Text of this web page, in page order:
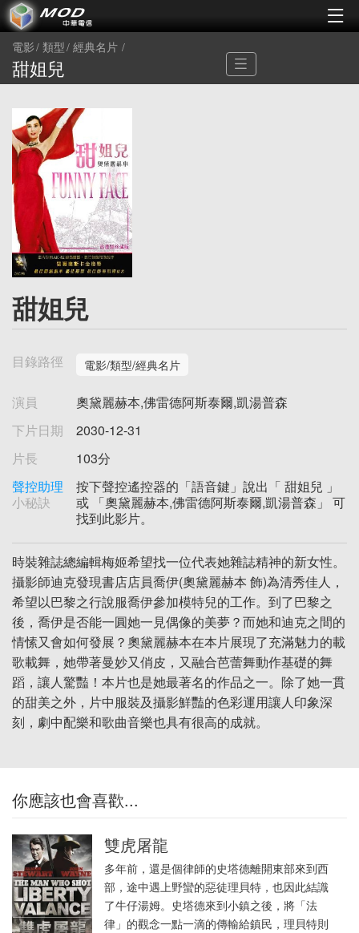
電影 類型 經典名片
甜姐兒
甜姐兒
目錄路徑 電影/類型/經典名片
演員
奧黛麗赫本,佛雷德阿斯泰爾,凱湯普森
下片日期
2030-12-31
片長
103分
聲控助理
小秘訣
按下聲控遙控器的「語音鍵」說出「 甜姐兒 」
或 「奧黛麗赫本,佛雷德阿斯泰爾,凱湯普森」 可
找到此影片。
時裝雜誌總編輯梅姬希望找一位代表她雜誌精神的新女性。
攝影師迪克發現書店店員喬伊(奧黛麗赫本 飾)為清秀佳人，
希望以巴黎之行說服喬伊參加模特兒的工作。到了巴黎之
後，喬伊是否能一圓她一見偶像的美夢？而她和迪克之間的
情愫又會如何發展？奧黛麗赫本在本片展現了充滿魅力的載
歌載舞，她帶著曼妙又俏皮，又融合芭蕾舞動作基礎的舞
蹈，讓人驚豔！本片也是她最著名的作品之一。除了她一貫
的甜美之外，片中服裝及攝影鮮豔的色彩運用讓人印象深
刻，劇中配樂和歌曲音樂也具有很高的成就。
你應該也會喜歡...
雙虎屠龍
多年前，還是個律師的史塔德離開東部來到西
部，途中遇上野蠻的惡徒理貝特，也因此結識
了牛仔湯姆。史塔德來到小鎮之後，將「法
律」的觀念一點一滴的傳輸給鎮民，理貝特則